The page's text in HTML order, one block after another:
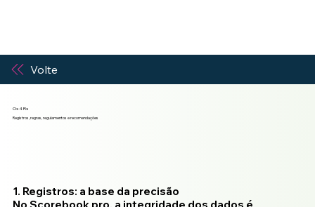
Volte
Registros, regras, regulamentos e recomendações
Os 4 Rs
1. Registros: a base da precisão